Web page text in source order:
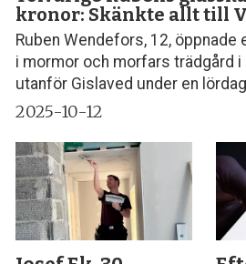
kronor: Skänkte allt till
Ruben Wendefors, 12,
i mormor och morfars trädgård i
utanför Gislaved under en
2025-10-12